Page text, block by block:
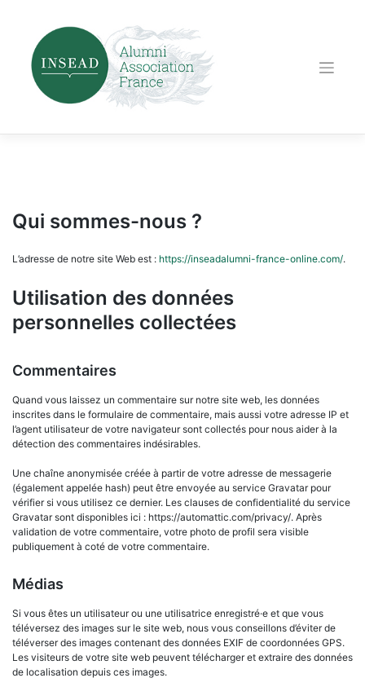
Qui sommes-nous ?
L’adresse de notre site Web est : https://inseadalumni-france-online.com/.
Utilisation des données
personnelles collectées
Commentaires
Quand vous laissez un commentaire sur notre site web, les données
inscrites dans le formulaire de commentaire, mais aussi votre adresse IP et
l’agent utilisateur de votre navigateur sont collectés pour nous aider à la
détection des commentaires indésirables.
Une chaîne anonymisée créée à partir de votre adresse de messagerie
(également appelée hash) peut être envoyée au service Gravatar pour
vérifier si vous utilisez ce dernier. Les clauses de confidentialité du service
Gravatar sont disponibles ici : https://automattic.com/privacy/. Après
validation de votre commentaire, votre photo de profil sera visible
publiquement à coté de votre commentaire.
Médias
Si vous êtes un utilisateur ou une utilisatrice enregistré·e et que vous
téléversez des images sur le site web, nous vous conseillons d’éviter de
téléverser des images contenant des données EXIF de coordonnées GPS.
Les visiteurs de votre site web peuvent télécharger et extraire des données
de localisation depuis ces images.